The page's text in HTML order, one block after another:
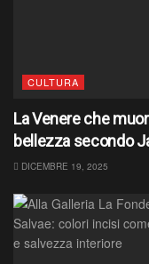
CULTURA
La Venere che
bellezza secondo
DICEMBRE 19, 2025